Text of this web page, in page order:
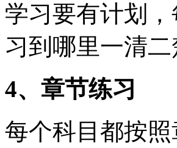
学习要有计划
习到哪里一清
4、章节练习
每个科目都按